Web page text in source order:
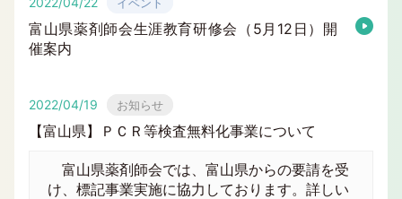
富山県薬剤師会生涯教育研修会（5月12日）開
催案内
2022/04/19 お知らせ
【富山県】ＰＣＲ等検査無料化事業について
富山県薬剤師会では、富山県からの要請を受
け、標記事業実施に協力しております。詳しい